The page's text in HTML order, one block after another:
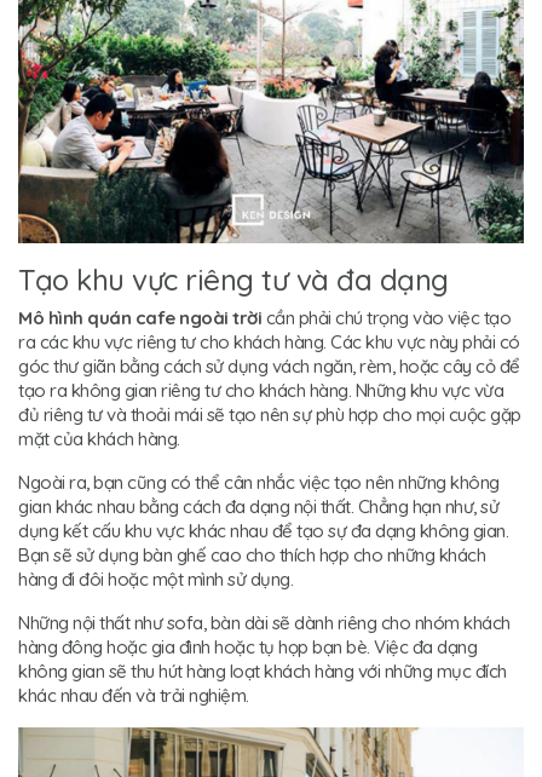
Tạo khu vực riêng tư và đa dạng
Mô hình quán cafe ngoài trời cần phải chú trọng vào việc tạo
ra các khu vực riêng tư cho khách hàng. Các khu vực này phải có
góc thư giãn bằng cách sử dụng vách ngăn, rèm, hoặc cây cỏ để
tạo ra không gian riêng tư cho khách hàng. Những khu vực vừa
đủ riêng tư và thoải mái sẽ tạo nên sự phù hợp cho mọi cuộc gặp
mặt của khách hàng.
Ngoài ra, bạn cũng có thể cân nhắc việc tạo nên những không
gian khác nhau bằng cách đa dạng nội thất. Chẳng hạn như, sử
dụng kết cấu khu vực khác nhau để tạo sự đa dạng không gian.
Bạn sẽ sử dụng bàn ghế cao cho thích hợp cho những khách
hàng đi đôi hoặc một mình sử dụng.
Những nội thất như sofa, bàn dài sẽ dành riêng cho nhóm khách
hàng đông hoặc gia đình hoặc tụ họp bạn bè. Việc đa dạng
không gian sẽ thu hút hàng loạt khách hàng với những mục đích
khác nhau đến và trải nghiệm.